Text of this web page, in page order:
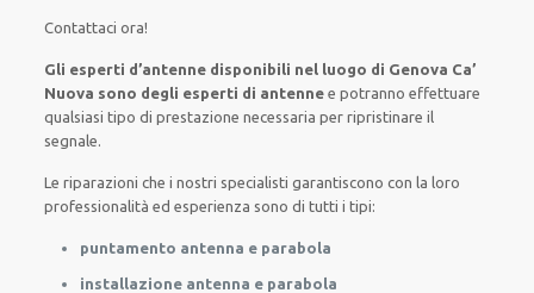
Contattaci ora!
Gli esperti d’antenne disponibili nel luogo di Genova Ca’
Nuova sono degli esperti di antenne e potrannoeffettuare
qualsiasi tipo di prestazione necessaria per ripristinare il
segnale.
Le riparazioni che i nostri specialisti garantiscono con la loro
professionalità ed esperienza sono di tutti i tipi:
puntamento antenna e parabola
installazione antenna e parabola